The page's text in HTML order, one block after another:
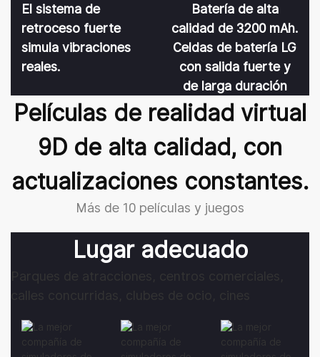
El sistema de
retroceso fuerte
simula vibraciones
reales.
Batería de alta
calidad de 3200 mAh.
Celdas de batería LG
con salida fuerte y
de larga duración
Películas de realidad virtual
9D de alta calidad, con
actualizaciones constantes.
Más de 10 películas y juegos
Lugar adecuado